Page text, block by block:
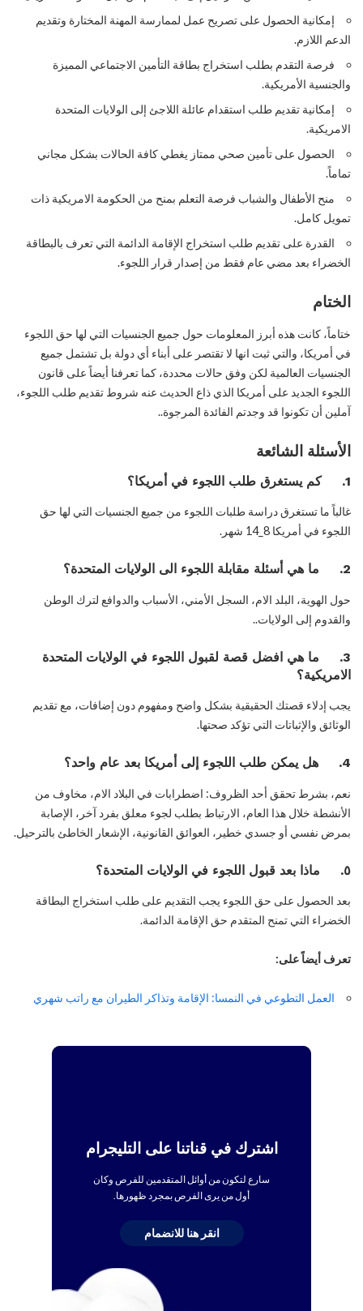
إمكانية الحصول على تصريح عمل لممارسة المهنة المختارة وتقديم
الدعم اللازم.
فرصة التقدم بطلب استخراج بطاقة التأمين الاجتماعي المميزة
والجنسية الأمريكية.
إمكانية تقديم طلب استقدام عائلة اللاجئ إلى الولايات المتحدة
الامريكية.
الحصول على تأمين صحي ممتاز يغطي كافة الحالات بشكل مجاني
تماماً.
منح الأطفال والشباب فرصة التعلم بمنح من الحكومة الامريكية ذات
تمويل كامل.
القدرة على تقديم طلب استخراج الإقامة الدائمة التي تعرف بالبطاقة
الخضراء بعد مضي عام فقط من إصدار قرار اللجوء.
الختام
ختاماً، كانت هذه أبرز المعلومات حول جميع الجنسيات التي لها حق اللجوء
في أمريكا، والتي ثبت انها لا تقتصر على أبناء أي دولة بل تشتمل جميع
الجنسيات العالمية لكن وفق حالات محددة، كما تعرفنا أيضاً على قانون
اللجوء الجديد على أمريكا الذي ذاع الحديث عنه شروط تقديم طلب اللجوء،
آملين أن تكونوا قد وجدتم الفائدة المرجوة..
الأسئلة الشائعة
1. كم يستغرق طلب اللجوء في أمريكا؟
غالباً ما تستغرق دراسة طلبات اللجوء من جميع الجنسيات التي لها حق
اللجوء في أمريكا 8_14 شهر.
2. ما هي أسئلة مقابلة اللجوء الى الولايات المتحدة؟
حول الهوية، البلد الام، السجل الأمني، الأسباب والدوافع لترك الوطن
والقدوم إلى الولايات..
3. ما هي افضل قصة لقبول اللجوء في الولايات المتحدة
الامريكية؟
يجب إدلاء قصتك الحقيقية بشكل واضح ومفهوم دون إضافات، مع تقديم
الوثائق والإثباتات التي تؤكد صحتها.
4. هل يمكن طلب اللجوء إلى أمريكا بعد عام واحد؟
نعم، بشرط تحقق أحد الظروف: اضطرابات في البلاد الام، مخاوف من
الأنشطة خلال هذا العام، الارتباط بطلب لجوء معلق بفرد آخر، الإصابة
بمرض نفسي أو جسدي خطير، العوائق القانونية، الإشعار الخاطئ بالترحيل.
٥. ماذا بعد قبول اللجوء في الولايات المتحدة؟
بعد الحصول على حق اللجوء يجب التقديم على طلب استخراج البطاقة
الخضراء التي تمنح المتقدم حق الإقامة الدائمة.
تعرف أيضاً على:
العمل التطوعي في النمسا: الإقامة وتذاكر الطيران مع راتب شهري
اشترك في قناتنا على التليجرام
سارع لتكون من أوائل المتقدمين للفرص وكان
أول من يرى الفرص بمجرد ظهورها.
انقر هنا للانضمام